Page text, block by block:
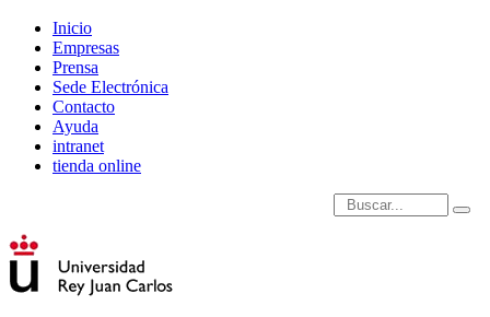
Inicio
Empresas
Prensa
Sede Electrónica
Contacto
Ayuda
intranet
tienda online
Introduce términos de